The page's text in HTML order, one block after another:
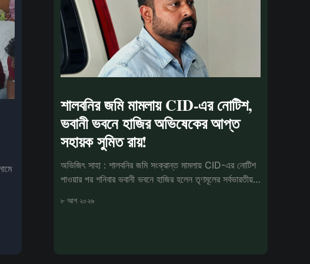
শালবনির জমি মামলায় CID-এর নোটিশ,
ভবানী ভবনে হাজির অভিষেকের আপ্ত
সহায়ক সুমিত রায়!
অভিজিৎ সাহা : শালবনির জমি সংক্রান্ত মামলায় CID-এর নোটিশ
পাওয়ার পর শনিবার ভবানী ভবনে হাজির হলেন তৃণমূলের সর্বভারতীয়
৮ আগ ২০২৬